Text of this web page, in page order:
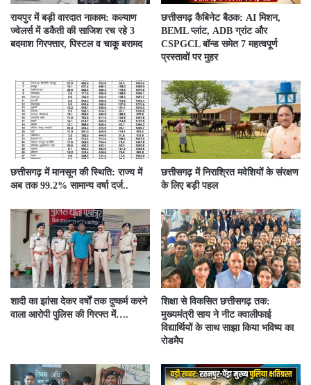
रायपुर में बड़ी वारदात नाकाम: कल्याण
ज्वेलर्स में डकैती की साजिश रच रहे 3
बदमाश गिरफ्तार, पिस्टल व चाकू बरामद
छत्तीसगढ़ कैबिनेट बैठक: AI मिशन,
BEML प्लांट, ADB ग्रांट और
CSPGCL बॉन्ड समेत 7 महत्वपूर्ण
प्रस्तावों पर मुहर
छत्तीसगढ़ में मानसून की स्थिति: राज्य में
अब तक 99.2% सामान्य वर्षा दर्ज..
छत्तीसगढ़ में निराश्रित मवेशियों के संरक्षण
के लिए बड़ी पहल
शादी का झांसा देकर वर्षों तक दुष्कर्म करने
वाला आरोपी पुलिस की गिरफ्त में….
शिक्षा से विकसित छत्तीसगढ़ तक:
मुख्यमंत्री साय ने नीट क्वालीफाई
विद्यार्थियों के साथ साझा किया भविष्य का
रोडमैप